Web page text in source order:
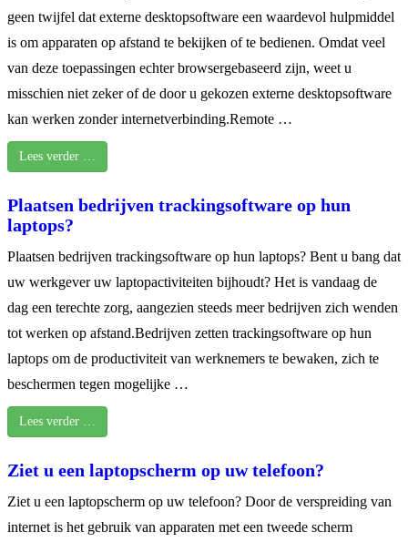
geen twijfel dat externe desktopsoftware een waardevol hulpmiddel
is om apparaten op afstand te bekijken of te bedienen. Omdat veel
van deze toepassingen echter browsergebaseerd zijn, weet u
misschien niet zeker of de door u gekozen externe desktopsoftware
kan werken zonder internetverbinding.Remote …
Lees verder …
Plaatsen bedrijven trackingsoftware op hun
laptops?
Plaatsen bedrijven trackingsoftware op hun laptops? Bent u bang dat
uw werkgever uw laptopactiviteiten bijhoudt? Het is vandaag de
dag een terechte zorg, aangezien steeds meer bedrijven zich wenden
tot werken op afstand.Bedrijven zetten trackingsoftware op hun
laptops om de productiviteit van werknemers te bewaken, zich te
beschermen tegen mogelijke …
Lees verder …
Ziet u een laptopscherm op uw telefoon?
Ziet u een laptopscherm op uw telefoon? Door de verspreiding van
internet is het gebruik van apparaten met een tweede scherm